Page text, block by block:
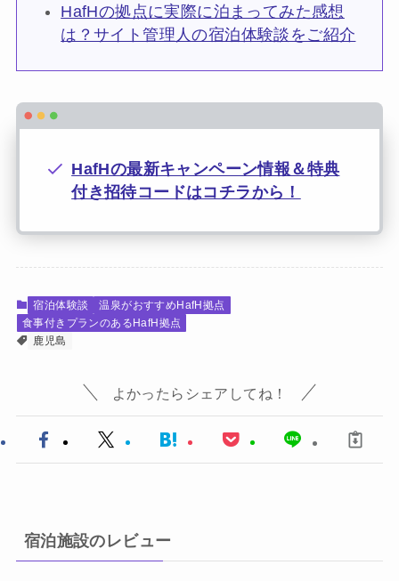
HafHの拠点に実際に泊まってみた感想
は？サイト管理人の宿泊体験談をご紹介
HafHの最新キャンペーン情報＆特典
付き招待コードはコチラから！
宿泊体験談
温泉がおすすめHafH拠点
食事付きプランのあるHafH拠点
鹿児島
よかったらシェアしてね！
宿泊施設のレビュー